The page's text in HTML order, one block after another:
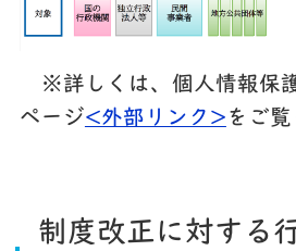
※詳しくは、個人情報保
ページ<外部リンク> をご覧
制度改正に対する